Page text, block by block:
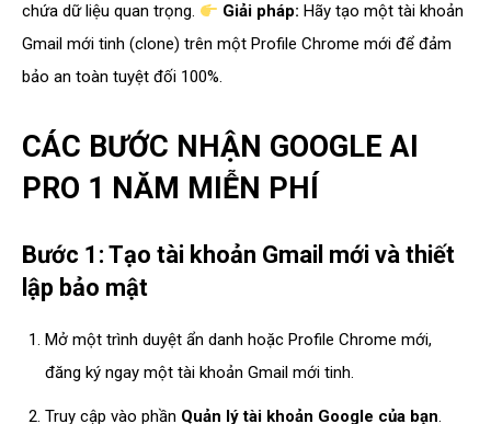
chứa dữ liệu quan trọng.
Giải pháp: Hãy tạo một tài khoản
Gmail mới tinh (clone) trên một Profile Chrome mới để đảm
bảo an toàn tuyệt đối 100%.
CÁC BƯỚC NHẬN GOOGLE AI
PRO 1 NĂM MIỄN PHÍ
Bước 1: Tạo tài khoản Gmail mới và thiết
lập bảo mật
Mở một trình duyệt ẩn danh hoặc Profile Chrome mới,
đăng ký ngay một tài khoản Gmail mới tinh.
Truy cập vào phần Quản lý tài khoản Google của bạn.